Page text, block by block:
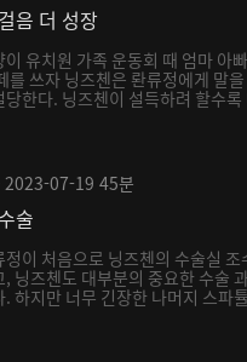
음 더 성장
이 유치원 가족 운동회 때 엄마 아
를 쓰자 닝즈첸은 롼류정에게 말
당한다. 닝즈첸이 설득하려 할수
2023-07-19 45분
술
정이 처음으로 닝즈첸의 수술실
, 닝즈첸도 대부분의 중요한 수술
. 하지만 너무 긴장한 나머지 스파